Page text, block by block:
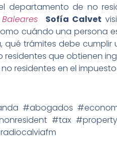
departamento de no
Sofía Calvet
cuándo una persona
qué trámites debe
residentes que obtienen
residentes en el
#abogados
#tax